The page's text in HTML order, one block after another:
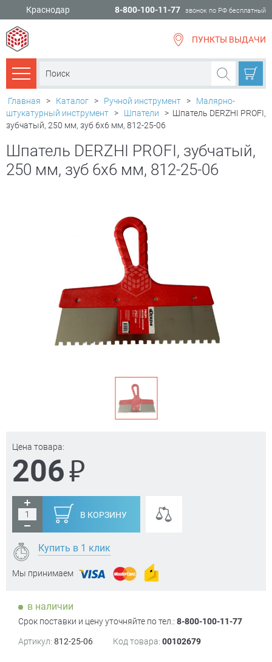
Краснодар 8-800-100-11-77 звонок по РФ бесплатный
ПУНКТЫ ВЫДАЧИ
Каталог товаров
Главная > Каталог > Ручной инструмент >
Малярно-
штукатурный инструмент > Шпатели > Шпатель DERZHI PROFI,
зубчатый, 250 мм, зуб 6х6 мм, 812-25-06
Шпатель DERZHI PROFI, зубчатый,
250 мм, зуб 6х6 мм, 812-25-06
Цена товара:
206₽
В КОРЗИНУ
Купить в 1 клик
Мы принимаем
в наличии
Срок поставки и цену уточняйте по тел.: 8-800-100-11-77
Артикул: 812-25-06 Код товара: 00102679